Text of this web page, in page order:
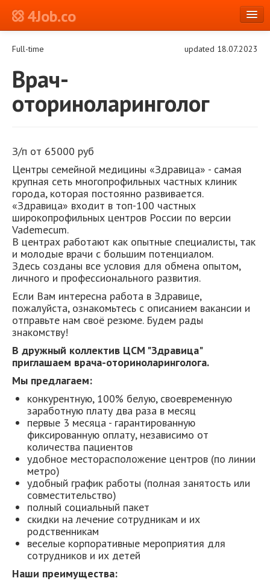
4Job.co
Full-time updated 18.07.2023
Врач-
оториноларинголог
З/п от 65000 руб
Центры семейной медицины «Здравица» - самая
крупная сеть многопрофильных частных клиник
города, которая постоянно развивается.
«Здравица» входит в топ-100 частных
широкопрофильных центров России по версии
Vademecum.
В центрах работают как опытные специалисты, так
и молодые врачи с большим потенциалом.
Здесь созданы все условия для обмена опытом,
личного и профессионального развития.
Если Вам интересна работа в Здравице,
пожалуйста, ознакомьтесь с описанием вакансии и
отправьте нам своё резюме. Будем рады
знакомству!
В дружный коллектив ЦСМ "Здравица"
приглашаем врача-оториноларинголога.
Мы предлагаем:
конкурентную, 100% белую, своевременную
заработную плату два раза в месяц
первые 3 месяца - гарантированную
фиксированную оплату, независимо от
количества пациентов
удобное месторасположение центров (по линии
метро)
удобный график работы (полная занятость или
совместительство)
полный социальный пакет
скидки на лечение сотрудникам и их
родственникам
веселые корпоративные мероприятия для
сотрудников и их детей
Наши преимущества: